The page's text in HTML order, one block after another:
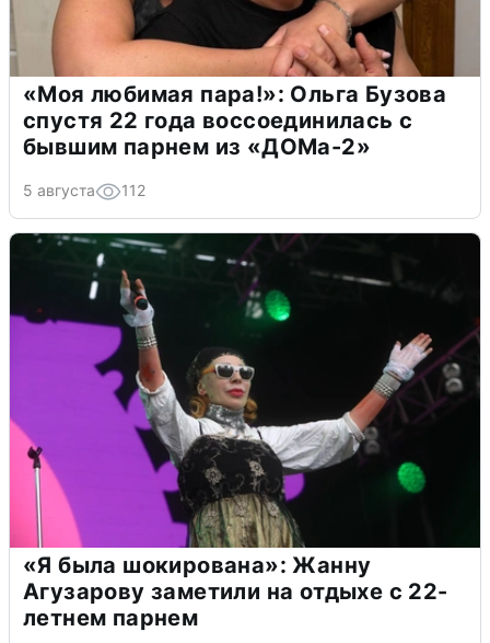
«Моя любимая пара!»: Ольга Бузова
спустя 22 года воссоединилась с
бывшим парнем из «ДОМа-2»
5 августа 112
«Я была шокирована»: Жанну
Агузарову заметили на отдыхе с 22-
летнем парнем